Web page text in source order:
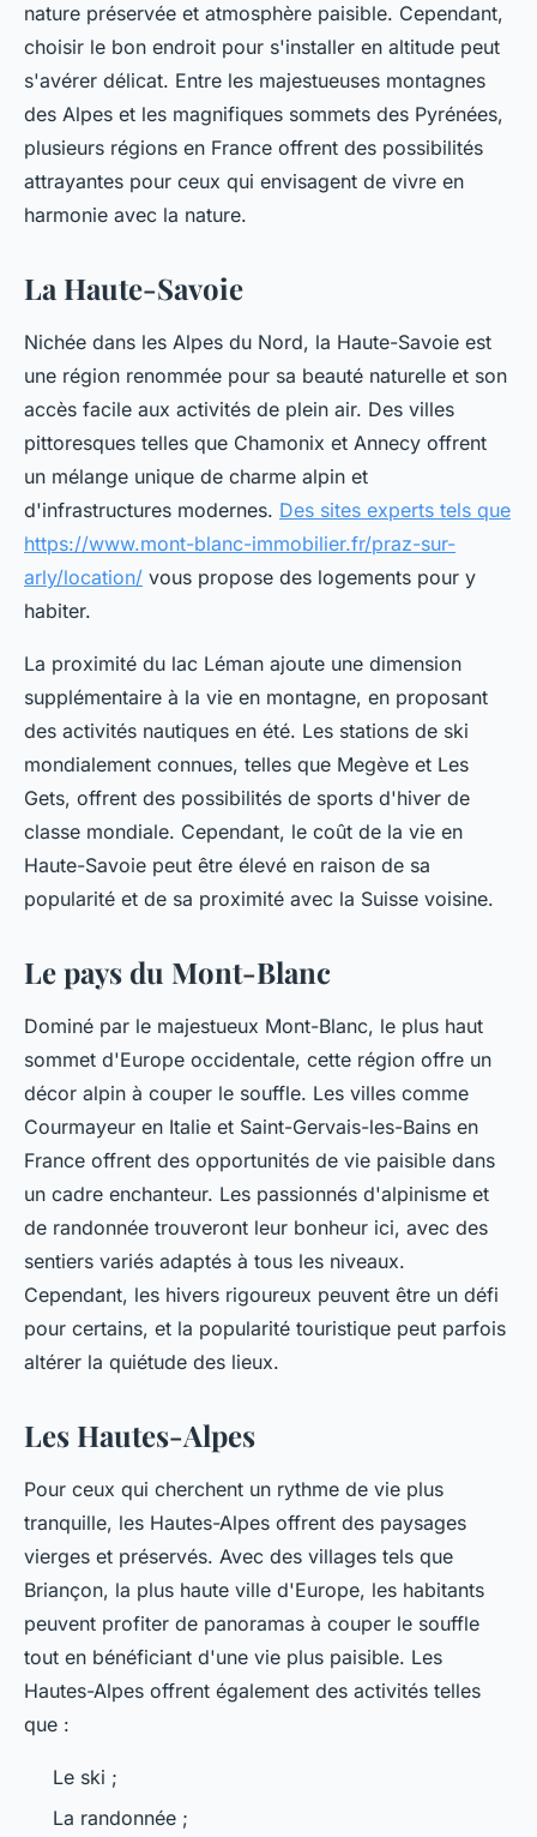
nature préservée et atmosphère paisible. Cependant,
choisir le bon endroit pour s'installer en altitude peut
s'avérer délicat. Entre les majestueuses montagnes
des Alpes et les magnifiques sommets des Pyrénées,
plusieurs régions en France offrent des possibilités
attrayantes pour ceux qui envisagent de vivre en
harmonie avec la nature.
La Haute-Savoie
Nichée dans les Alpes du Nord, la Haute-Savoie est
une région renommée pour sa beauté naturelle et son
accès facile aux activités de plein air. Des villes
pittoresques telles que Chamonix et Annecy offrent
un mélange unique de charme alpin et
d'infrastructures modernes. Des sites experts tels que
https://www.mont-blanc-immobilier.fr/praz-sur-
arly/location/ vous propose des logements pour y
habiter.
La proximité du lac Léman ajoute une dimension
supplémentaire à la vie en montagne, en proposant
des activités nautiques en été. Les stations de ski
mondialement connues, telles que Megève et Les
Gets, offrent des possibilités de sports d'hiver de
classe mondiale. Cependant, le coût de la vie en
Haute-Savoie peut être élevé en raison de sa
popularité et de sa proximité avec la Suisse voisine.
Le pays du Mont-Blanc
Dominé par le majestueux Mont-Blanc, le plus haut
sommet d'Europe occidentale, cette région offre un
décor alpin à couper le souffle. Les villes comme
Courmayeur en Italie et Saint-Gervais-les-Bains en
France offrent des opportunités de vie paisible dans
un cadre enchanteur. Les passionnés d'alpinisme et
de randonnée trouveront leur bonheur ici, avec des
sentiers variés adaptés à tous les niveaux.
Cependant, les hivers rigoureux peuvent être un défi
pour certains, et la popularité touristique peut parfois
altérer la quiétude des lieux.
Les Hautes-Alpes
Pour ceux qui cherchent un rythme de vie plus
tranquille, les Hautes-Alpes offrent des paysages
vierges et préservés. Avec des villages tels que
Briançon, la plus haute ville d'Europe, les habitants
peuvent profiter de panoramas à couper le souffle
tout en bénéficiant d'une vie plus paisible. Les
Hautes-Alpes offrent également des activités telles
que :
Le ski ;
La randonnée ;